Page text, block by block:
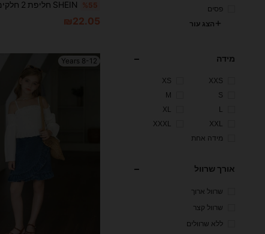
פסים
הצג עור
מידה
XXS
XS
S
M
L
XL
XXL
XXXL
מידה אחת
אורך שרוול
שרוול ארוך
שרוול קצר
ללא שרוולים
%55
₪22.05
8-12 Years